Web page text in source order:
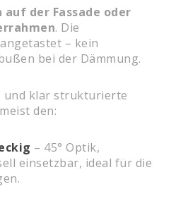
auf der Fassade oder
. Die
– kein
bei der Dämmung.
und klar strukturierte
den:
– 45° Optik,
einsetzbar, ideal für die